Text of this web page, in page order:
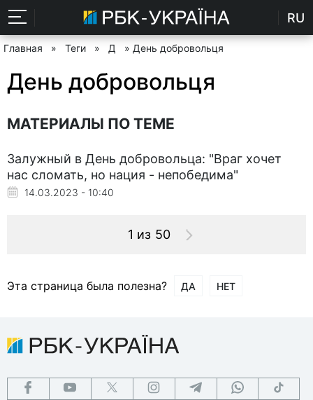
RU
Главная » Теги » Д » День добровольця
День добровольця
МАТЕРИАЛЫ ПО ТЕМЕ
Залужный в День добровольца: "Враг хочет
нас сломать, но нация - непобедима"
14.03.2023 - 10:40
1 из 50
Эта страница была полезна? ДА НЕТ